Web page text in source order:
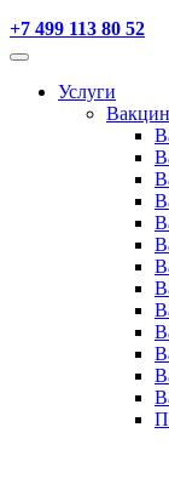
+7 499 113 80 52
Услуги